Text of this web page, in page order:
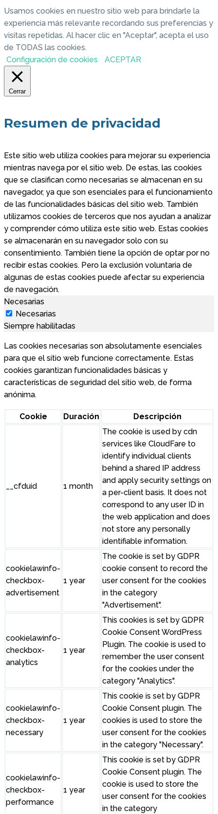
Usamos cookies en nuestro sitio web para brindarle la
experiencia más relevante recordando sus preferencias y
visitas repetidas. Al hacer clic en "Aceptar", acepta el uso
de TODAS las cookies.
Configuración de cookies
ACEPTAR
Cerrar
Resumen de privacidad
Este sitio web utiliza cookies para mejorar su experiencia
mientras navega por el sitio web. De estas, las cookies
que se clasifican como necesarias se almacenan en su
navegador, ya que son esenciales para el funcionamiento
de las funcionalidades básicas del sitio web. También
utilizamos cookies de terceros que nos ayudan a analizar
y comprender cómo utiliza este sitio web. Estas cookies
se almacenarán en su navegador solo con su
consentimiento. También tiene la opción de optar por no
recibir estas cookies. Pero la exclusión voluntaria de
algunas de estas cookies puede afectar su experiencia
de navegación.
Necesarias
Necesarias
Siempre habilitadas
Las cookies necesarias son absolutamente esenciales
para que el sitio web funcione correctamente. Estas
cookies garantizan funcionalidades básicas y
características de seguridad del sitio web, de forma
anónima.
Cookie Duración Descripción
__cfduid 1 month
The cookie is used by cdn
services like CloudFare to
identify individual clients
behind a shared IP address
and apply security settings on
a per-client basis. It does not
correspond to any user ID in
the web application and does
not store any personally
identifiable information.
cookielawinfo-
checkbox-
advertisement
1 year
The cookie is set by GDPR
cookie consent to record the
user consent for the cookies
in the category
"Advertisement".
cookielawinfo-
checkbox-
analytics
1 year
This cookies is set by GDPR
Cookie Consent WordPress
Plugin. The cookie is used to
remember the user consent
for the cookies under the
category "Analytics".
cookielawinfo-
checkbox-
necessary
1 year
This cookie is set by GDPR
Cookie Consent plugin. The
cookies is used to store the
user consent for the cookies
in the category "Necessary".
cookielawinfo-
checkbox-
performance
1 year
This cookie is set by GDPR
Cookie Consent plugin. The
cookie is used to store the
user consent for the cookies
in the category